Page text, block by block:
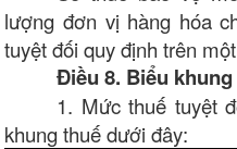
lượng đơn vị hàng hóa
tuyệt đối quy định trên
Điều 8. Biểu
1. Mức thuế tuyệt
khung thuế dưới đây: